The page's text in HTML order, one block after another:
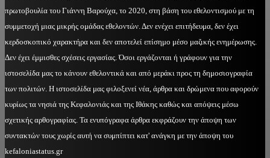
πρωτοβουλία του Γιάννη Βαρούχα, το 2020, στη βάση του εθελοντισμού με τη
συμμετοχή μιας μικρής ομάδας εθελοντών. Δεν ενέχει επιτήδευμα, δεν έχει
κερδοσκοπικό χαρακτήρα και δεν αποτελεί επίσημο μέσο μαζικής ενημέρωσης.
Δεν έχει έμμισθες σχέσεις εργασίας. Όσοι εργάζονται ή γράφουν για την
ιστοσελίδα μας το κάνουν εθελοντικά και από μεράκι προς τη δημοσιογραφία
των πολιτών. Η ιστοσελίδα μας φιλοξενεί νέα, άρθρα και δρώμενα που αφορούν
κυρίως τα νησιά της Κεφαλονιάς και της Ιθάκης καθώς και απόψεις μέσω
σχετικής αρθογραφίας. Τα ενυπόγραφα άρθρα εκφράζουν την άποψη των
συντακτών τους χωρίς αυτή να συμπίπτει κατ' ανάγκη με την άποψη του
kefaloniastatus.gr